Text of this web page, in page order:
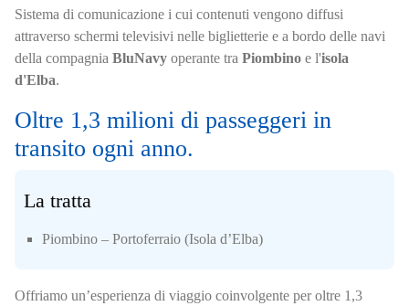
Sistema di comunicazione i cui contenuti vengono diffusi
attraverso schermi televisivi nelle biglietterie e a bordo delle navi
della compagnia BluNavy operante tra Piombino e l'isola
d'Elba.
Oltre 1,3 milioni di passeggeri in
transito ogni anno.
La tratta
Piombino – Portoferraio (Isola d’Elba)
Offriamo un’esperienza di viaggio coinvolgente per oltre 1,3